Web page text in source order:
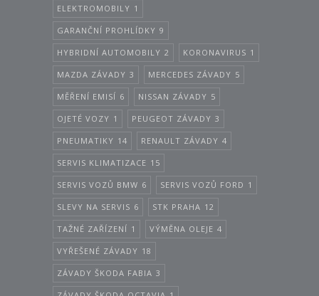
ELEKTROMOBILY 1
GARANČNÍ PROHLÍDKY 9
HYBRIDNÍ AUTOMOBILY 2 KORONAVIRUS 1
MAZDA ZÁVADY 3 MERCEDES ZÁVADY 5
MĚŘENÍ EMISÍ 6 NISSAN ZÁVADY 5
OJETÉ VOZY 1 PEUGEOT ZÁVADY 3
PNEUMATIKY 14 RENAULT ZÁVADY 4
SERVIS KLIMATIZACE 15
SERVIS VOZŮ BMW 6 SERVIS VOZŮ FORD 1
SLEVY NA SERVIS 6 STK PRAHA 12
TAŽNÉ ZAŘÍZENÍ 1 VÝMĚNA OLEJE 4
VYŘEŠENÉ ZÁVADY 18
ZÁVADY ŠKODA FABIA 3